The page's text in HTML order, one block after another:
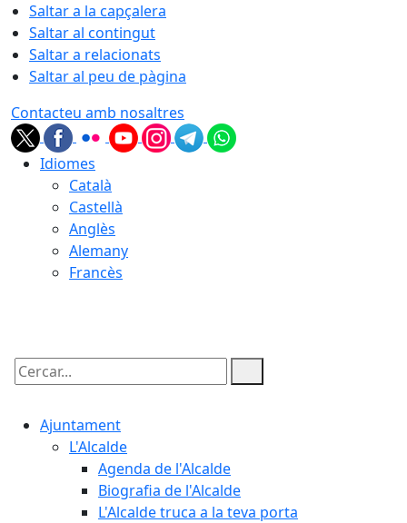
Saltar a la capçalera
Saltar al contingut
Saltar a relacionats
Saltar al peu de pàgina
Contacteu amb nosaltres
Idiomes
Català
Castellà
Anglès
Alemany
Francès
Cercar:
Ajuntament
L'Alcalde
Agenda de l'Alcalde
Biografia de l'Alcalde
L'Alcalde truca a la teva porta